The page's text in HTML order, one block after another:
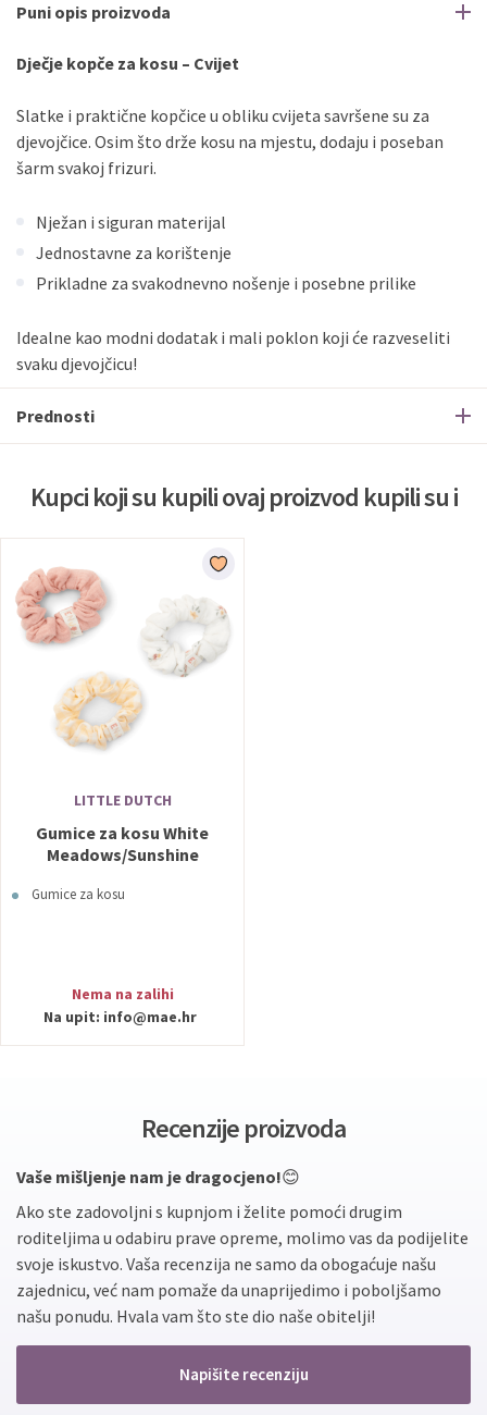
Puni opis proizvoda
Dječje kopče za kosu – Cvijet
Slatke i praktične kopčice u obliku cvijeta savršene su za
djevojčice. Osim što drže kosu na mjestu, dodaju i poseban
šarm svakoj frizuri.
Nježan i siguran materijal
Jednostavne za korištenje
Prikladne za svakodnevno nošenje i posebne prilike
Idealne kao modni dodatak i mali poklon koji će razveseliti
svaku djevojčicu!
Prednosti
Kupci koji su kupili ovaj proizvod kupili su i
LITTLE DUTCH
Gumice za kosu White
Meadows/Sunshine
Dutch
Gumice za kosu
Nema na zalihi
Na upit: info@mae.hr
Recenzije proizvoda
Vaše mišljenje nam je dragocjeno!😊
Ako ste zadovoljni s kupnjom i želite pomoći drugim
roditeljima u odabiru prave opreme, molimo vas da podijelite
svoje iskustvo. Vaša recenzija ne samo da obogaćuje našu
zajednicu, već nam pomaže da unaprijedimo i poboljšamo
našu ponudu. Hvala vam što ste dio naše obitelji!
Napišite recenziju